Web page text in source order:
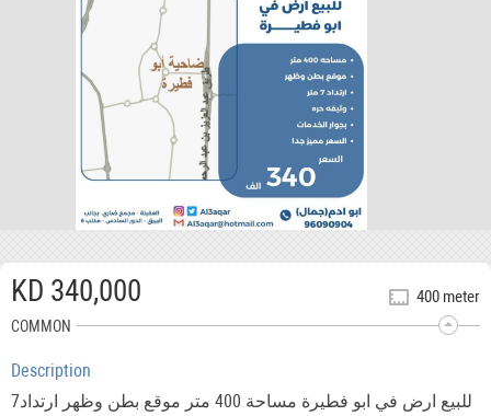
KD 340,000 400 meter
COMMON
Description
للبيع ارض في ابو فطيرة مساحة 400 متر موقع بطن وظهر ارتداد7